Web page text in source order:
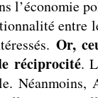
l’économie
entre
Or,
réciprocité.
Néanmoins,